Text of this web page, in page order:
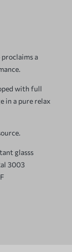
a
with full
in a pure relax
glasss
3003